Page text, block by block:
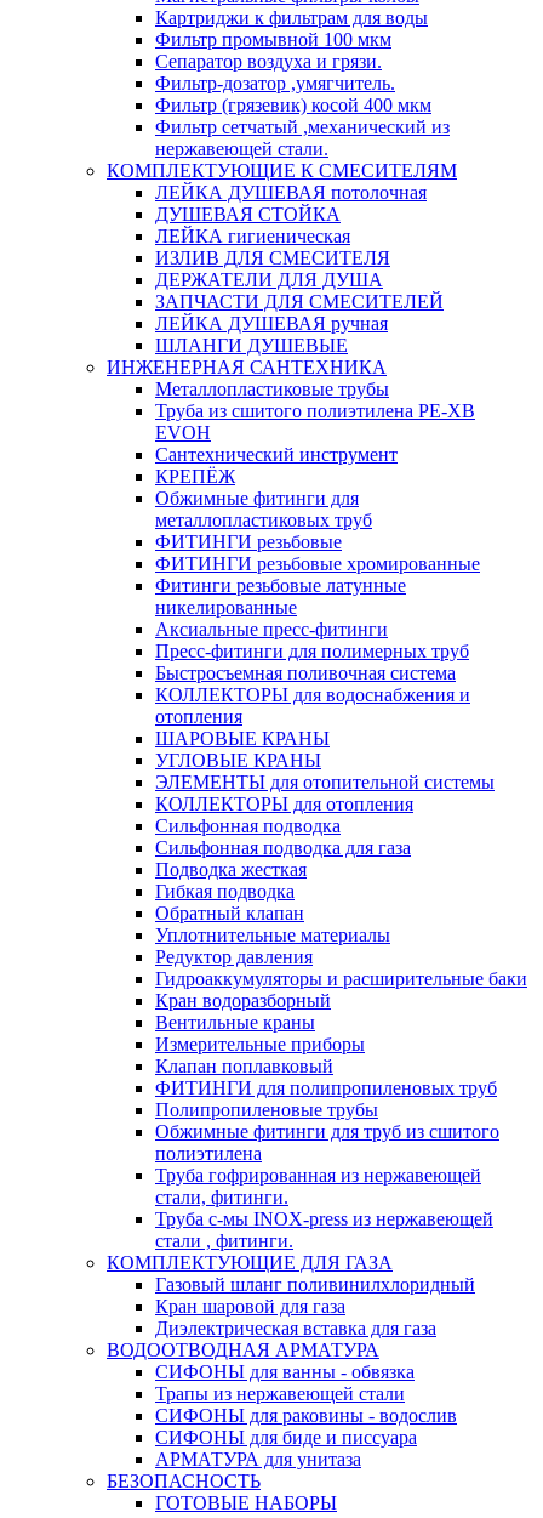
Картриджи к фильтрам для воды
Фильтр промывной 100 мкм
Сепаратор воздуха и грязи.
Фильтр-дозатор ,умягчитель.
Фильтр (грязевик) косой 400 мкм
Фильтр сетчатый ,механический из
нержавеющей стали.
КОМПЛЕКТУЮЩИЕ К СМЕСИТЕЛЯМ
ЛЕЙКА ДУШЕВАЯ потолочная
ДУШЕВАЯ СТОЙКА
ЛЕЙКА гигиеническая
ИЗЛИВ ДЛЯ СМЕСИТЕЛЯ
ДЕРЖАТЕЛИ ДЛЯ ДУША
ЗАПЧАСТИ ДЛЯ СМЕСИТЕЛЕЙ
ЛЕЙКА ДУШЕВАЯ ручная
ШЛАНГИ ДУШЕВЫЕ
ИНЖЕНЕРНАЯ САНТЕХНИКА
Металлопластиковые трубы
Труба из сшитого полиэтилена PE-XB
EVOH
Сантехнический инструмент
КРЕПЁЖ
Обжимные фитинги для
металлопластиковых труб
ФИТИНГИ резьбовые
ФИТИНГИ резьбовые хромированные
Фитинги резьбовые латунные
никелированные
Аксиальные пресс-фитинги
Пресс-фитинги для полимерных труб
Быстросъемная поливочная система
КОЛЛЕКТОРЫ для водоснабжения и
отопления
ШАРОВЫЕ КРАНЫ
УГЛОВЫЕ КРАНЫ
ЭЛЕМЕНТЫ для отопительной системы
КОЛЛЕКТОРЫ для отопления
Сильфонная подводка
Cильфонная подводка для газа
Подводка жесткая
Гибкая подводка
Обратный клапан
Уплотнительные материалы
Редуктор давления
Гидроаккумуляторы и расширительные баки
Кран водоразборный
Вентильные краны
Измерительные приборы
Клапан поплавковый
ФИТИНГИ для полипропиленовых труб
Полипропиленовые трубы
Обжимные фитинги для труб из сшитого
полиэтилена
Труба гофрированная из нержавеющей
стали, фитинги.
Труба с-мы INOX-press из нержавеющей
стали , фитинги.
КОМПЛЕКТУЮЩИЕ ДЛЯ ГАЗА
Газовый шланг поливинилхлоридный
Кран шаровой для газа
Диэлектрическая вставка для газа
ВОДООТВОДНАЯ АРМАТУРА
СИФОНЫ для ванны - обвязка
Трапы из нержавеющей стали
СИФОНЫ для раковины - водослив
СИФОНЫ для биде и писсуара
АРМАТУРА для унитаза
БЕЗОПАСНОСТЬ
ГОТОВЫЕ НАБОРЫ